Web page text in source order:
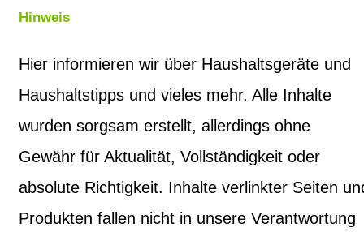
Hinweis
Hier informieren wir über Haushaltsgeräte und
Haushaltstipps und vieles mehr. Alle Inhalte
wurden sorgsam erstellt, allerdings ohne
Gewähr für Aktualität, Vollständigkeit oder
absolute Richtigkeit. Inhalte verlinkter Seiten
Produkten fallen nicht in unsere Verantwortung